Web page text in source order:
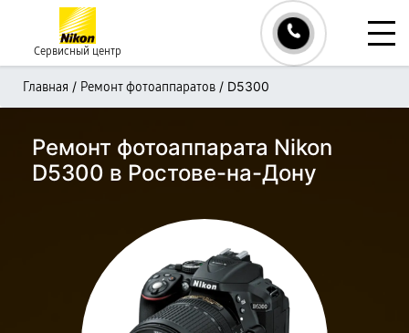
Сервисный центр
Главная / Ремонт фотоаппаратов / D5300
Ремонт фотоаппарата Nikon
D5300 в Ростове-на-Дону